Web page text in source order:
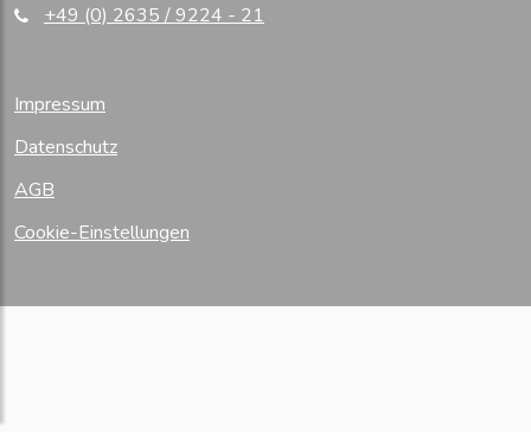
+49 (0) 2635 / 9224 - 21
Impressum
Datenschutz
AGB
Cookie-Einstellungen